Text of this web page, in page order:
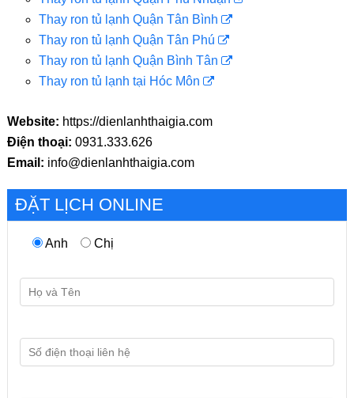
Thay ron tủ lạnh Quận Tân Bình
Thay ron tủ lạnh Quận Tân Phú
Thay ron tủ lạnh Quận Bình Tân
Thay ron tủ lạnh tại Hóc Môn
Website: https://dienlanhthaigia.com
Điện thoại: 0931.333.626
Email: info@dienlanhthaigia.com
ĐẶT LỊCH ONLINE
Anh Chị